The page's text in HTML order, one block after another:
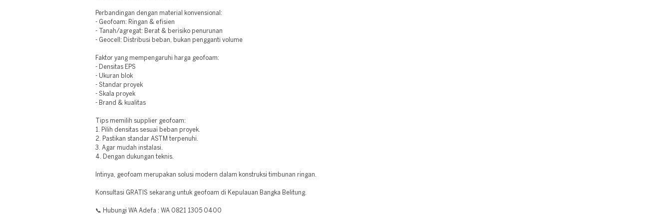
Perbandingan dengan material konvensional:
- Geofoam: Ringan & efisien
- Tanah/agregat: Berat & berisiko penurunan
- Geocell: Distribusi beban, bukan pengganti volume
Faktor yang mempengaruhi harga geofoam:
- Densitas EPS
- Ukuran blok
- Standar proyek
- Skala proyek
- Brand & kualitas
Tips memilih supplier geofoam:
1. Pilih densitas sesuai beban proyek.
2. Pastikan standar ASTM terpenuhi.
3. Agar mudah instalasi.
4. Dengan dukungan teknis.
Intinya, geofoam merupakan solusi modern dalam konstruksi timbunan ringan.
Konsultasi GRATIS sekarang untuk geofoam di Kepulauan Bangka Belitung.
📞 Hubungi WA Adefa : WA 0821 1305 0400